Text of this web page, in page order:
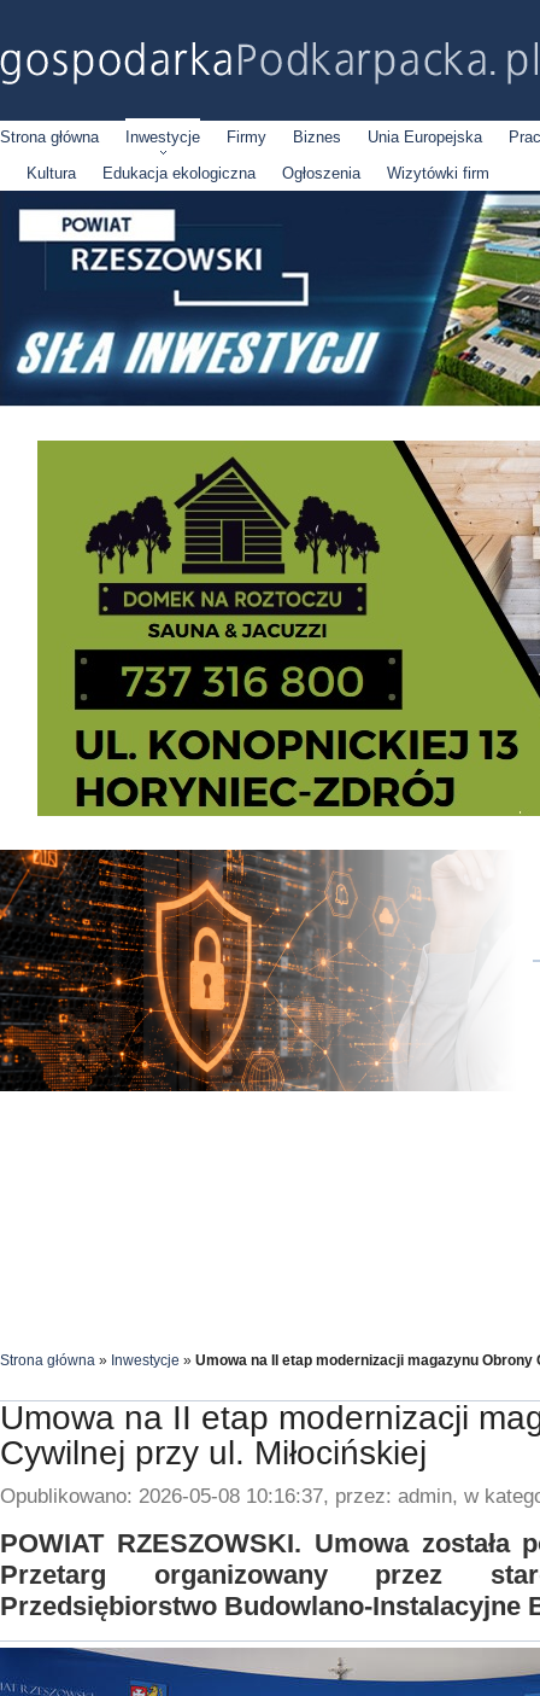
Strona główna Inwestycje Firmy Biznes Unia Europejska
Kultura
Edukacja ekologiczna Ogłoszenia Wizytówki firm
Strona główna » Inwestycje » Umowa na II etap modernizacji magazynu Obrony
Umowa na II etap modernizacji
Cywilnej przy ul. Miłocińskiej
Opublikowano: 2026-05-08 10:16:37, przez: admin, w
POWIAT RZESZOWSKI. Umowa została
Przetarg organizowany przez
Przedsiębiorstwo Budowlano-Instalacyjne